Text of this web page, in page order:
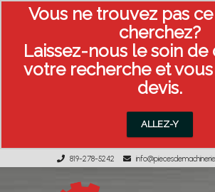
Vous ne trouvez pas
cherchez?
Laissez-nous le soin
votre recherche et
devis.
ALLEZ-Y
819-278-5242